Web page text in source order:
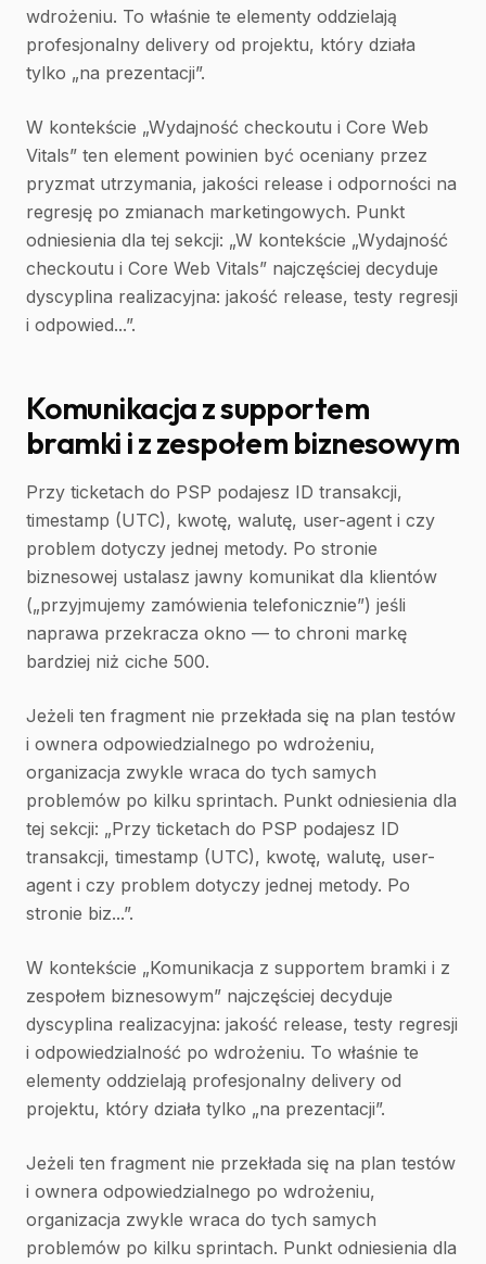
wdrożeniu. To właśnie te elementy oddzielają
profesjonalny delivery od projektu, który działa
tylko „na prezentacji”.
W kontekście „Wydajność checkoutu i Core Web
Vitals” ten element powinien być oceniany przez
pryzmat utrzymania, jakości release i odporności na
regresję po zmianach marketingowych. Punkt
odniesienia dla tej sekcji: „W kontekście „Wydajność
checkoutu i Core Web Vitals” najczęściej decyduje
dyscyplina realizacyjna: jakość release, testy regresji
i odpowied...”.
Komunikacja z supportem
bramki i z zespołem biznesowym
Przy ticketach do PSP podajesz ID transakcji,
timestamp (UTC), kwotę, walutę, user-agent i czy
problem dotyczy jednej metody. Po stronie
biznesowej ustalasz jawny komunikat dla klientów
(„przyjmujemy zamówienia telefonicznie”) jeśli
naprawa przekracza okno — to chroni markę
bardziej niż ciche 500.
Jeżeli ten fragment nie przekłada się na plan testów
i ownera odpowiedzialnego po wdrożeniu,
organizacja zwykle wraca do tych samych
problemów po kilku sprintach. Punkt odniesienia dla
tej sekcji: „Przy ticketach do PSP podajesz ID
transakcji, timestamp (UTC), kwotę, walutę, user-
agent i czy problem dotyczy jednej metody. Po
stronie biz...”.
W kontekście „Komunikacja z supportem bramki i z
zespołem biznesowym” najczęściej decyduje
dyscyplina realizacyjna: jakość release, testy regresji
i odpowiedzialność po wdrożeniu. To właśnie te
elementy oddzielają profesjonalny delivery od
projektu, który działa tylko „na prezentacji”.
Jeżeli ten fragment nie przekłada się na plan testów
i ownera odpowiedzialnego po wdrożeniu,
organizacja zwykle wraca do tych samych
problemów po kilku sprintach. Punkt odniesienia dla